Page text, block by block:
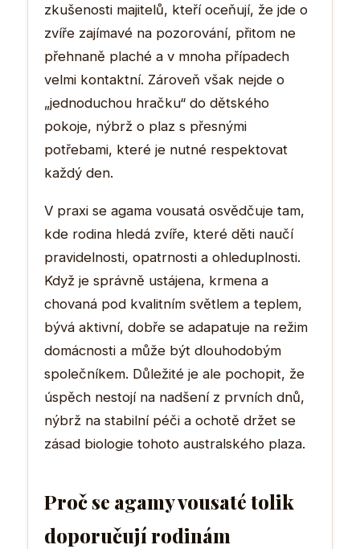
zkušenosti majitelů, kteří oceňují, že jde o
zvíře zajímavé na pozorování, přitom ne
přehnaně plaché a v mnoha případech
velmi kontaktní. Zároveň však nejde o
„jednoduchou hračku“ do dětského
pokoje, nýbrž o plaz s přesnými
potřebami, které je nutné respektovat
každý den.
V praxi se agama vousatá osvědčuje tam,
kde rodina hledá zvíře, které děti naučí
pravidelnosti, opatrnosti a ohleduplnosti.
Když je správně ustájena, krmena a
chovaná pod kvalitním světlem a teplem,
bývá aktivní, dobře se adapatuje na režim
domácnosti a může být dlouhodobým
společníkem. Důležité je ale pochopit, že
úspěch nestojí na nadšení z prvních dnů,
nýbrž na stabilní péči a ochotě držet se
zásad biologie tohoto australského plaza.
Proč se agamy vousaté tolik
doporučují rodinám